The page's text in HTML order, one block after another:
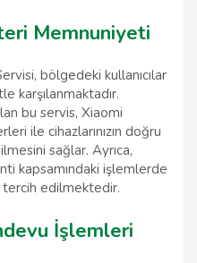
Memnuniyeti
bölgedeki kullanıcılar
karşılanmaktadır.
bu servis, Xiaomi
ile cihazlarınızın doğru
sağlar. Ayrıca,
kapsamındaki işlemlerde
tercih edilmektedir.
İşlemleri